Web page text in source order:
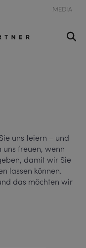
MEDIA
uns feiern – und
freuen, wenn
damit wir Sie
lassen können.
das möchten wir